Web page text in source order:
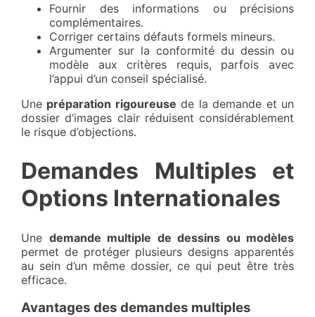
Fournir des informations ou précisions
complémentaires.
Corriger certains défauts formels mineurs.
Argumenter sur la conformité du dessin ou
modèle aux critères requis, parfois avec
l’appui d’un conseil spécialisé.
Une préparation rigoureuse de la demande et un
dossier d’images clair réduisent considérablement
le risque d’objections.
Demandes Multiples et
Options Internationales
Une demande multiple de dessins ou modèles
permet de protéger plusieurs designs apparentés
au sein d’un même dossier, ce qui peut être très
efficace.
Avantages des demandes multiples